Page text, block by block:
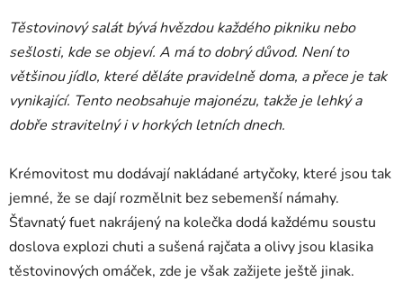
Těstovinový salát bývá hvězdou každého pikniku nebo
sešlosti, kde se objeví. A má to dobrý důvod. Není to
většinou jídlo, které děláte pravidelně doma, a přece je tak
vynikající. Tento neobsahuje majonézu, takže je lehký a
dobře stravitelný i v horkých letních dnech.
Krémovitost mu dodávají nakládané artyčoky, které jsou tak
jemné, že se dají rozmělnit bez sebemenší námahy.
Šťavnatý fuet nakrájený na kolečka dodá každému soustu
doslova explozi chuti a sušená rajčata a olivy jsou klasika
těstovinových omáček, zde je však zažijete ještě jinak.